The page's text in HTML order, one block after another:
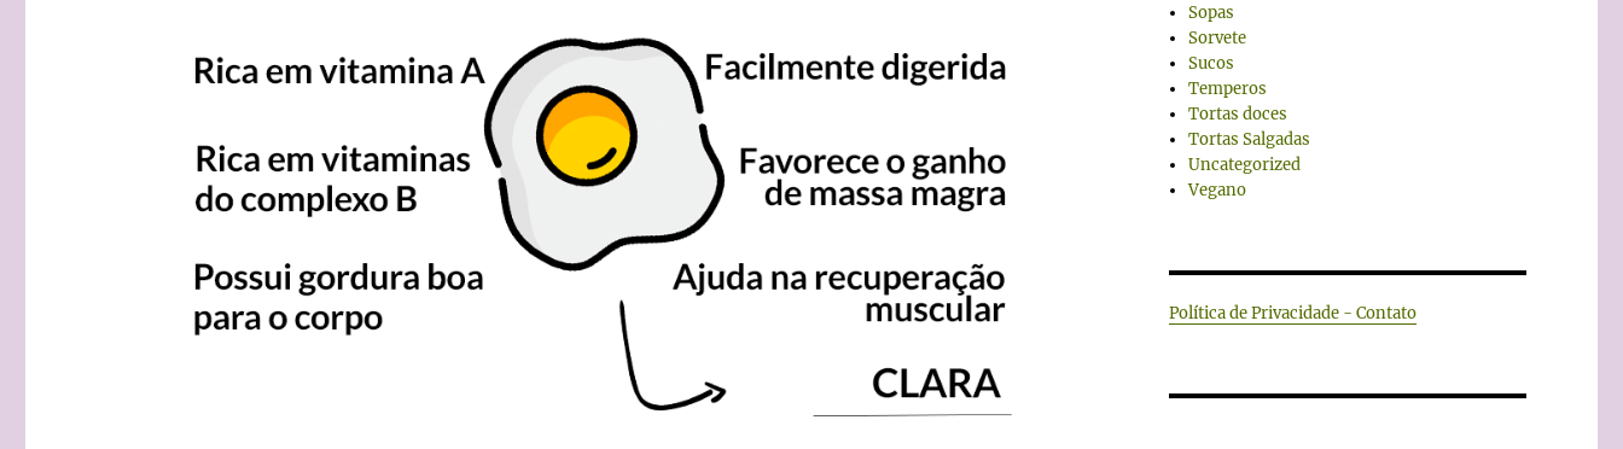
Sopas
Sorvete
Sucos
Temperos
Tortas doces
Tortas Salgadas
Uncategorized
Vegano
Política de Privacidade - Contato